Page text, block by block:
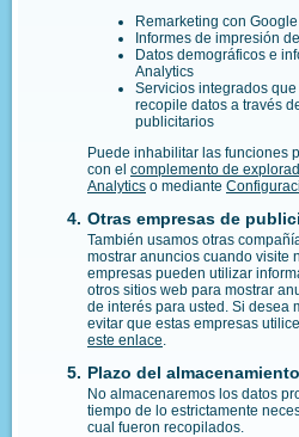
Remarketing con
Informes de impresión
Datos demográficos e
Analytics
Servicios integrados
recopile datos a través
publicitarios
Puede inhabilitar las funciones
con el complemento de
Analytics o mediante
Otras empresas de
También usamos otras
mostrar anuncios cuando visite
empresas pueden utilizar
otros sitios web para mostrar
de interés para usted. Si desea
evitar que estas empresas
este enlace.
Plazo del almacenamiento
No almacenaremos los datos
tiempo de lo estrictamente
cual fueron recopilados.